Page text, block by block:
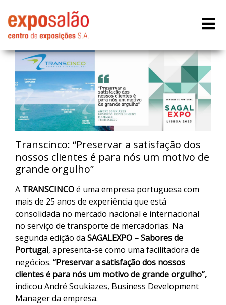
Transcinco: “Preservar a satisfação dos
nossos clientes é para nós um motivo de
grande orgulho”
A TRANSCINCOé uma empresa portuguesa com
mais de 25 anos de experiência que está
consolidada no mercado nacional e internacional
no serviço de transporte de mercadorias. Na
segunda edição da SAGALEXPO – Sabores de
Portugal, apresenta-se como uma facilitadora de
negócios. “Preservar a satisfação dos nossos
clientes é para nós um motivo de grande orgulho”,
indicou André Soukiazes, Business Development
Manager da empresa.